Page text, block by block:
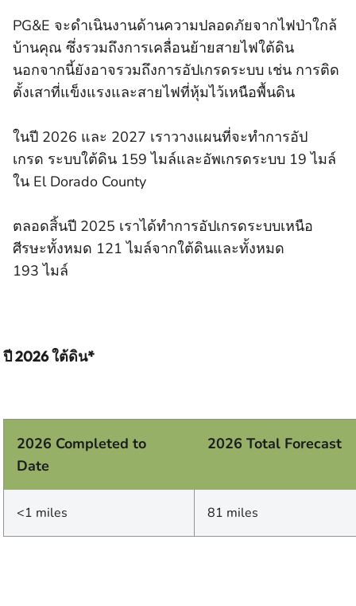
PG&E จะดําเนินงานด้านความปลอดภัยจากไฟป่าใกล้
บ้านคุณ ซึ่งรวมถึงการเคลื่อนย้ายสายไฟใต้ดิน
นอกจากนี้ยังอาจรวมถึงการอัปเกรดระบบ เช่น การติด
ตั้งเสาที่แข็งแรงและสายไฟที่หุ้มไว้เหนือพื้นดิน
ในปี 2026 และ 2027 เราวางแผนที่จะทําการอัป
เกรด ระบบใต้ดิน 159 ไมล์และอัพเกรดระบบ 19 ไมล์
ใน El Dorado County
ตลอดสิ้นปี 2025 เราได้ทําการอัปเกรดระบบเหนือ
ศีรษะทั้งหมด 121 ไมล์จากใต้ดินและทั้งหมด
193 ไมล์
ปี 2026 ใต้ดิน*
2026 Completed to
Date
2026 Total Forecast
<1 miles 81 miles